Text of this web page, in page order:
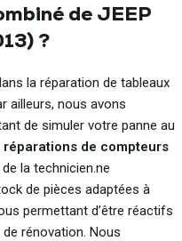
de JEEP
?
la réparation de tableaux
ailleurs, nous avons
de simuler votre panne au
réparations de compteurs
la technicien.ne
de pièces adaptées à
permettant d’être réactifs
rénovation. Nous